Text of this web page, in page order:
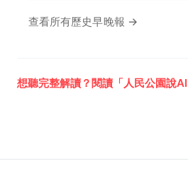
查看所有歷史早晚報 →
想聽完整解讀？閱讀「人民公園說